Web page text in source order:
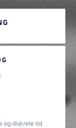
og diskrete tid